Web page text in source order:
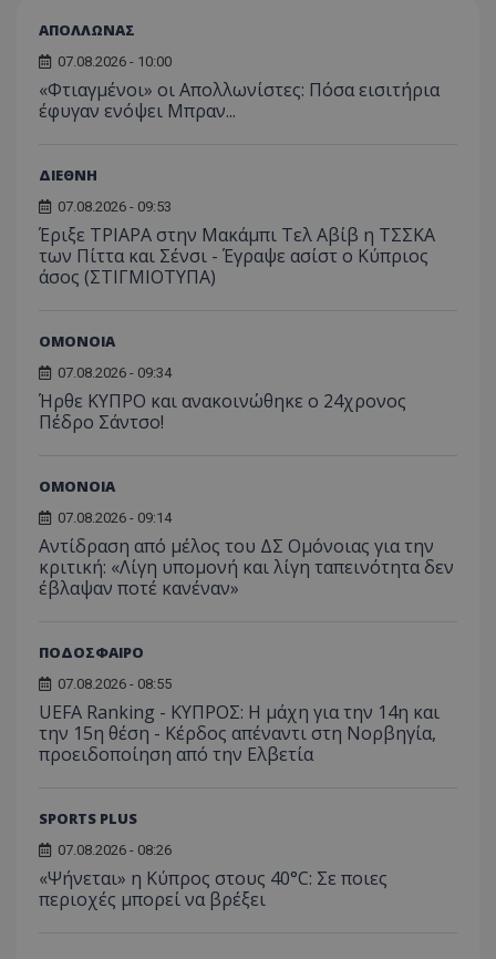
ΑΠΟΛΛΩΝΑΣ
07.08.2026 - 10:00
«Φτιαγμένοι» οι Απολλωνίστες: Πόσα εισιτήρια
έφυγαν ενόψει Μπραν...
ΔΙΕΘΝΗ
07.08.2026 - 09:53
Έριξε ΤΡΙΑΡΑ στην Μακάμπι Τελ Αβίβ η ΤΣΣΚΑ
των Πίττα και Σένσι - Έγραψε ασίστ ο Κύπριος
άσος (ΣΤΙΓΜΙΟΤΥΠΑ)
ΟΜΟΝΟΙΑ
07.08.2026 - 09:34
Ήρθε ΚΥΠΡΟ και ανακοινώθηκε ο 24χρονος
Πέδρο Σάντσο!
ΟΜΟΝΟΙΑ
07.08.2026 - 09:14
Αντίδραση από μέλος του ΔΣ Ομόνοιας για την
κριτική: «Λίγη υπομονή και λίγη ταπεινότητα δεν
έβλαψαν ποτέ κανέναν»
ΠΟΔΟΣΦΑΙΡΟ
07.08.2026 - 08:55
UEFA Ranking - ΚΥΠΡΟΣ: Η μάχη για την 14η και
την 15η θέση - Κέρδος απέναντι στη Νορβηγία,
προειδοποίηση από την Ελβετία
SPORTS PLUS
07.08.2026 - 08:26
«Ψήνεται» η Κύπρος στους 40°C: Σε ποιες
περιοχές μπορεί να βρέξει